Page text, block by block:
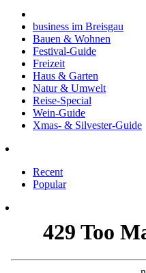
business im Breisgau
Bauen & Wohnen
Festival-Guide
Freizeit
Haus & Garten
Natur & Umwelt
Reise-Special
Wein-Guide
Xmas- & Silvester-Guide
Recent
Popular